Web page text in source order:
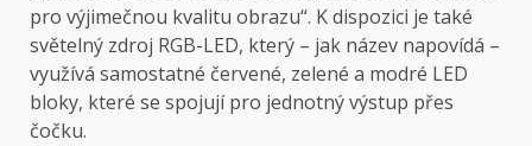
pro výjimečnou kvalitu obrazu“. K dispozici je také
světelný zdroj RGB-LED, který – jak název napovídá –
využívá samostatné červené, zelené a modré LED
bloky, které se spojují pro jednotný výstup přes
čočku.